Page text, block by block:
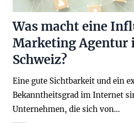
Was macht eine
Marketing Agentur
Schweiz?
Eine gute Sichtbarkeit und ein
Bekanntheitsgrad im Internet
Unternehmen, die sich von…